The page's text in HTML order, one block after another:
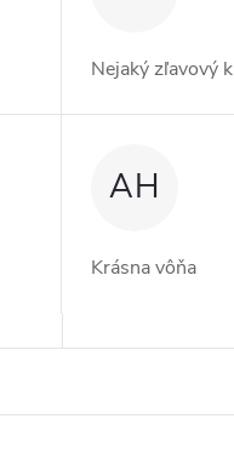
Nejaký zľavový
AH
Krásna vôňa